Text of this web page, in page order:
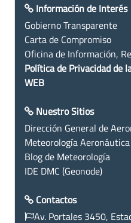
Información de Interés
Gobierno Transparente
Carta de Compromiso
Oficina de Información,
Política de Privacidad de
WEB
Nuestro Sitios
Dirección General de
Meteorología Aeronáutica
Blog de Meteorología
IDE DMC (Geonode)
Contactos
Av. Portales 3450,